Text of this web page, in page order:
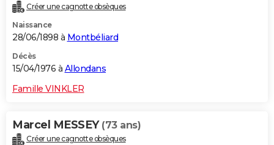
Créer une cagnotte obsèques
Naissance
28/06/1898 à Montbéliard
Décès
15/04/1976 à Allondans
Famille VINKLER
Marcel MESSEY (73 ans)
Créer une cagnotte obsèques